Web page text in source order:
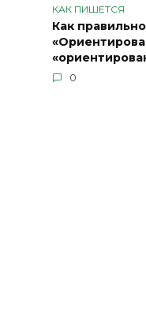
КАК ПИШЕТСЯ
Как
0